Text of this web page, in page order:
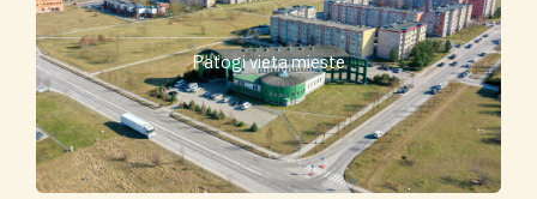
Patogi vieta mieste